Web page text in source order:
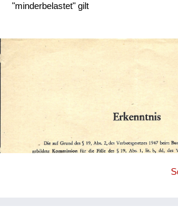
"minderbelastet" gilt